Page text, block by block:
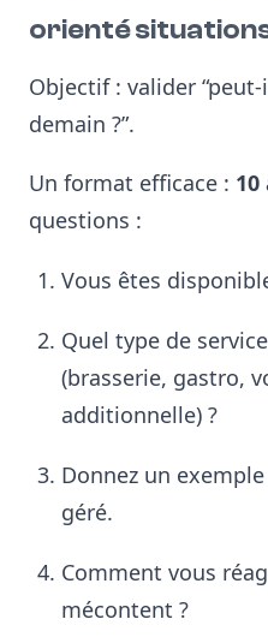
orienté
Objectif : valider
demain ?”.
Un format efficace :
questions :
Vous êtes
Quel type de
(brasserie, gastro,
additionnelle) ?
Donnez un
géré.
Comment vous
mécontent ?